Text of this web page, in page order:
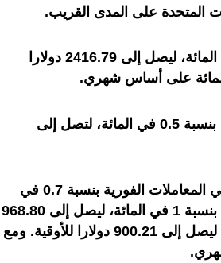
المتحدة على المدى القريب.
وارتفع الذهب في المعاملات الفورية بنسبة 0.4 في المائة، ليصل إلى 2416.79 دولارا
كما زادت العقود الآجلة للذهب في الولايات المتحدة بنسبة 0.5 في المائة، لتصل إلى
وبالنسبة للمعادن النفيسة الأخرى، ارتفعت الفضة في المعاملات الفورية بنسبة 0.7 في
المائة، لتصل إلى 28.60 دولارا للأوقية. وزاد البلاتين بنسبة 1 في المائة، ليصل إلى 968.80
دولارا للأوقية. وصعد البلاديوم بنسبة 1.3 في المائة، ليصل إلى 900.21 دولارا للأوقية. ومع